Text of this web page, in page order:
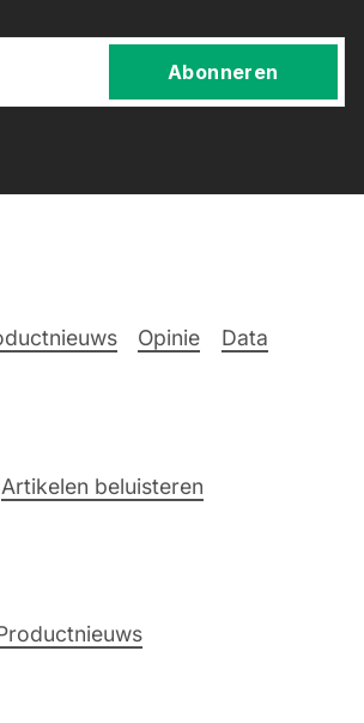
Abonneren
Opinie
Data
Artikelen beluisteren